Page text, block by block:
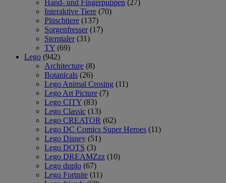
Hand- und Fingerpuppen (27)
Interaktive Tiere (70)
Plüschtiere (137)
Sorgenfresser (17)
Sterntaler (31)
TY (69)
Lego (942)
Architecture (8)
Botanicals (26)
Lego Animal Crosing (11)
Lego Art Picture (7)
Lego CITY (83)
Lego Classic (13)
Lego CREATOR (62)
Lego DC Comics Super Heroes (11)
Lego Disney (51)
Lego DOTS (3)
Lego DREAMZzz (10)
Lego duplo (67)
Lego Fortnite (11)